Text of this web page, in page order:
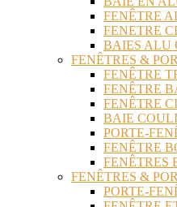
FENÊTRE
FENETRE
BAIES ALU
FENÊTRES &
FENÊTRE
FENÊTRE
FENÊTRE
BAIE
PORTE-
FENÊTRE
FENÊTRES
FENÊTRES &
PORTE-